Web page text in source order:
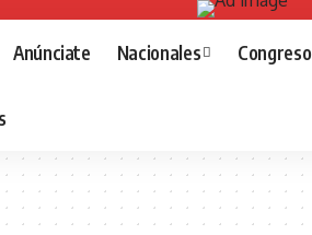
Anúnciate Nacionales Congreso